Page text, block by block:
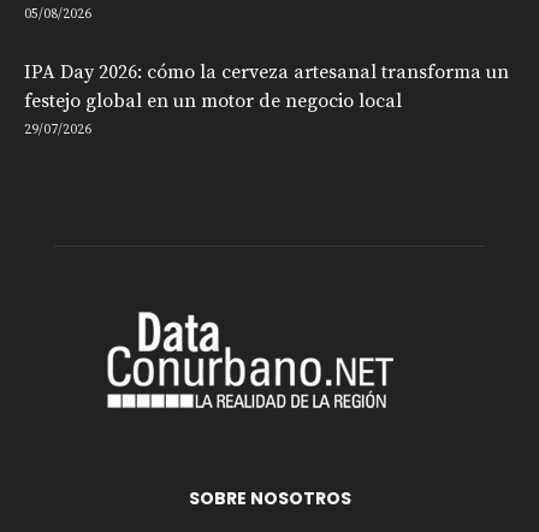
05/08/2026
IPA Day 2026: cómo la cerveza artesanal transforma un
festejo global en un motor de negocio local
29/07/2026
SOBRE NOSOTROS